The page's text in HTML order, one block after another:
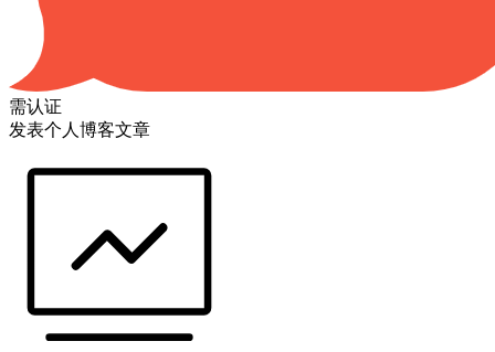
需认证
发表个人博客文章